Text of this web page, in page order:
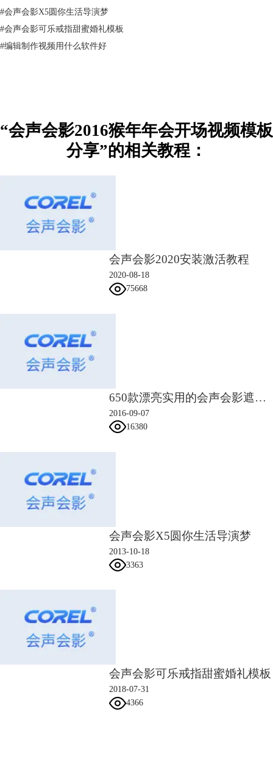
1）首先准备好过年喜庆的素材，灯笼，小猴子，春字，边框等等；还有
喜庆的音乐，例如春晚常用的《春节序曲》
2、片头制作
2）在开头的位置添加一组5秒倒计时的片段，给观看者一个缓冲的时间。
图4：贺年素材特效设置
猴年吉祥的制作：将素材放在覆叠轨上之后，需要制作一个旋转的由小到
大由浅到深的效果，此时需要用到自定义动作，右击选择自定义动作，将
第一帧的参数中大小设置为0，阻光度也设置为0；在第二帧的位置大小适
#会声会影X5圆你生活导演梦
#会声会影可乐戒指甜蜜婚礼模板
#编辑制作视频用什么软件好
“会声会影2016猴年年会开场视频模板
分享”的相关教程：
会声会影2020安装激活教程
2020-08-18
75668
650款漂亮实用的会声会影遮罩素材
2016-09-07
16380
会声会影X5圆你生活导演梦
2013-10-18
3363
会声会影可乐戒指甜蜜婚礼模板
2018-07-31
4366